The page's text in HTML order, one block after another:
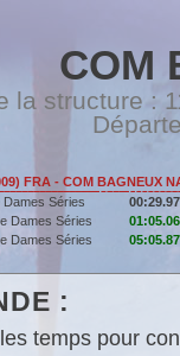
COM
la structure :
FRA - COM BAGNEUX
Séries
00:29.97
Dames Séries
01:05.06
Dames Séries 05:05.87
:
temps pour